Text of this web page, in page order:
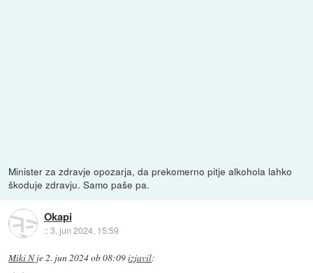
Minister za zdravje opozarja, da prekomerno pitje alkohola lahko
škoduje zdravju. Samo paše pa.
Okapi
::3. jun 2024, 15:59
Miki Nje2. jun 2024 ob 08:09izjavil: